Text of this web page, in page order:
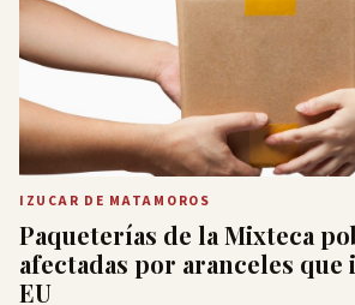
IZUCAR DE MATAMOROS
Paqueterías de la Mixteca
afectadas por aranceles
EU